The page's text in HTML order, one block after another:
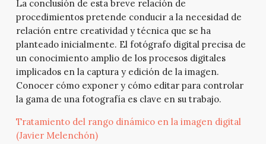
La conclusión de esta breve relación de
procedimientos pretende conducir a la necesidad de
relación entre creatividad y técnica que se ha
planteado inicialmente. El fotógrafo digital precisa de
un conocimiento amplio de los procesos digitales
implicados en la captura y edición de la imagen.
Conocer cómo exponer y cómo editar para controlar
la gama de una fotografía es clave en su trabajo.
Tratamiento del rango dinámico en la imagen digital
(Javier Melenchón)